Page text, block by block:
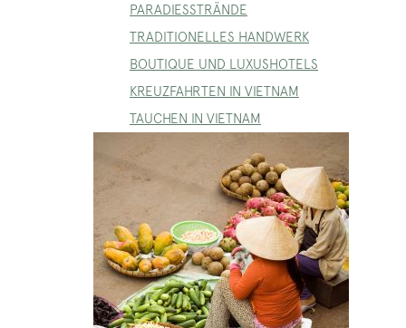
PARADIESSTRÄNDE
TRADITIONELLES HANDWERK
BOUTIQUE UND LUXUSHOTELS
KREUZFAHRTEN IN VIETNAM
TAUCHEN IN VIETNAM